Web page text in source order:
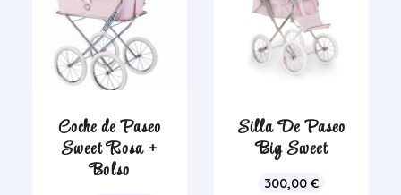
Coche de Paseo
Sweet Rosa +
Bolso
Silla De Paseo
Big Sweet
300,00€